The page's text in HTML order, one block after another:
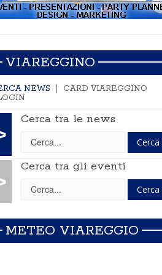
VIAREGGINO
NEWS
CARD VIAREGGINO
Cerca tra le news
Cerca tra gli eventi
METEO VIAREGGIO